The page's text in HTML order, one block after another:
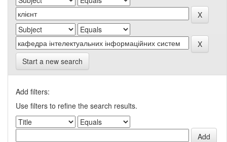
Start a new search
Add filters:
Use filters to refine the search results.